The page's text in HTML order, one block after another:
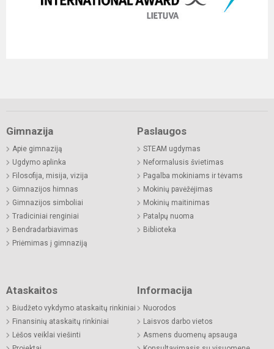
Gimnazija
Apie gimnaziją
Ugdymo aplinka
Filosofija, misija, vizija
Gimnazijos himnas
Gimnazijos simboliai
Tradiciniai renginiai
Bendradarbiavimas
Priėmimas į gimnaziją
Paslaugos
STEAM ugdymas
Neformalusis švietimas
Pagalba mokiniams ir tėvams
Mokinių pavėžėjimas
Mokinių maitinimas
Patalpų nuoma
Biblioteka
Ataskaitos
Biudžeto vykdymo ataskaitų rinkiniai
Finansinių ataskaitų rinkiniai
Lėšos veiklai viešinti
Informacija
Nuorodos
Laisvos darbo vietos
Asmens duomenų apsauga